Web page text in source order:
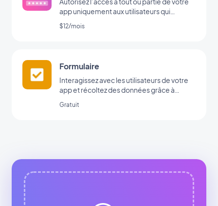
app uniquement aux utilisateurs qui
possèdent un login/password
$12/mois
Formulaire
Interagissez avec les utilisateurs de votre
app et récoltez des données grâce à
Gratuit